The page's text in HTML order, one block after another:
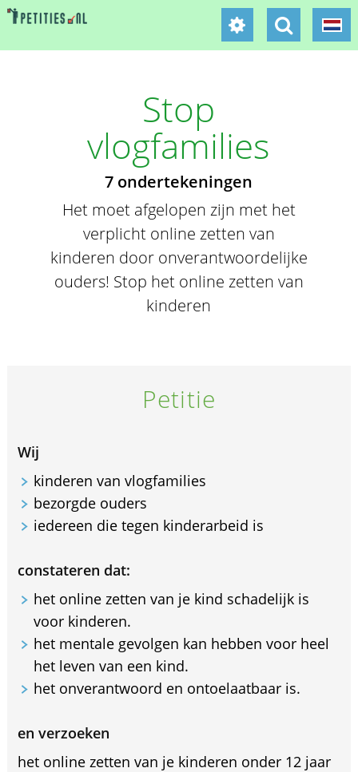
Stop
vlogfamilies
7 ondertekeningen
Het moet afgelopen zijn met het
verplicht online zetten van
kinderen door onverantwoordelijke
ouders! Stop het online zetten van
kinderen
Petitie
Wij
kinderen van vlogfamilies
bezorgde ouders
iedereen die tegen kinderarbeid is
constateren dat:
het online zetten van je kind schadelijk is
voor kinderen.
het mentale gevolgen kan hebben voor heel
het leven van een kind.
het onverantwoord en ontoelaatbaar is.
en verzoeken
het online zetten van je kinderen onder 12 jaar